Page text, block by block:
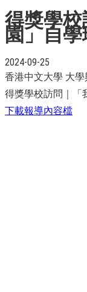
得獎學
園」自
2024-09-25
香港中文大學 大
得獎學校訪問｜「
下載報導內容檔